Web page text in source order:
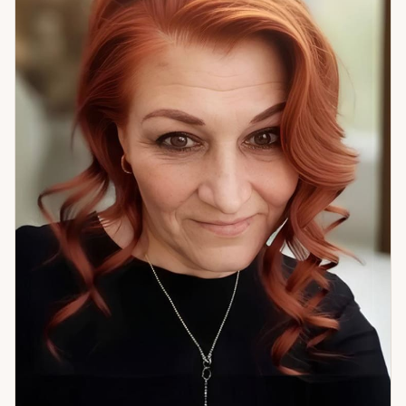
Каждая сессия строится индивидуально — по тому, что
нужно именно сейчас. Если вам тяжело, страшно или
непонятно — и вы не знаете, с чего начать — приходите.
Начнём с того, что есть.